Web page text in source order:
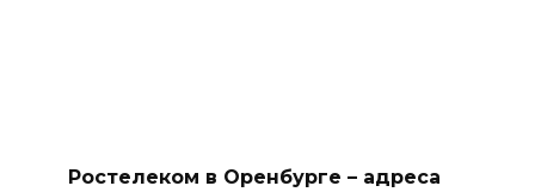
Ростелеком в Оренбурге – адреса